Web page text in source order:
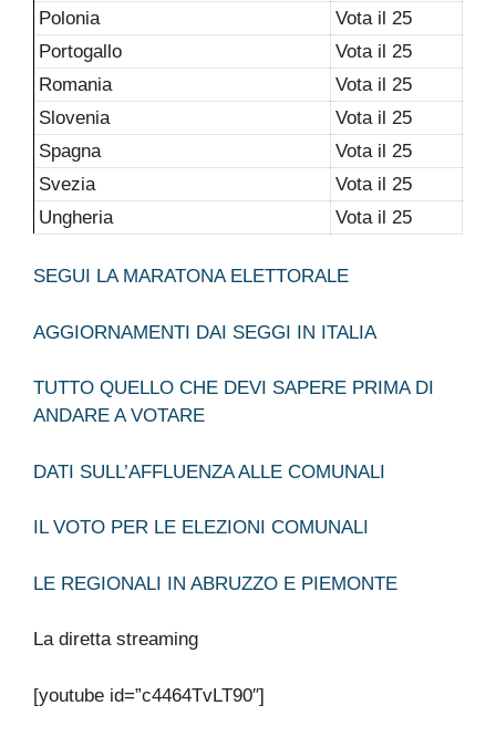
Polonia
Vota il 25
Portogallo
Vota il 25
Romania
Vota il 25
Slovenia
Vota il 25
Spagna
Vota il 25
Svezia
Vota il 25
Ungheria
Vota il 25
SEGUI LA MARATONA ELETTORALE
AGGIORNAMENTI DAI SEGGI IN ITALIA
TUTTO QUELLO CHE DEVI SAPERE PRIMA DI
ANDARE A VOTARE
DATI SULL’AFFLUENZA ALLE COMUNALI
IL VOTO PER LE ELEZIONI COMUNALI
LE REGIONALI IN ABRUZZO E PIEMONTE
La diretta streaming
[youtube id=”c4464TvLT90″]